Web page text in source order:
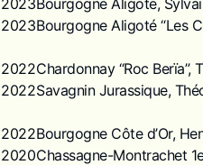
2023Bourgogne Aligote,
2023Bourgogne Aligoté “Les
2022Chardonnay “Roc Berïa”,
2022Savagnin Jurassique,
2022Bourgogne Côte d’Or,
2020Chassagne-Montrachet